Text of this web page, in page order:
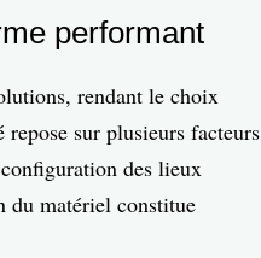
performant
rendant le choix
sur plusieurs facteurs
des lieux
du matériel constitue